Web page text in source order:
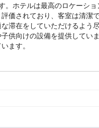
ホテルは最高のロケーシ
価されており、客室は清潔
滞在をしていただけるよう
供向けの設備を提供してい
ます。